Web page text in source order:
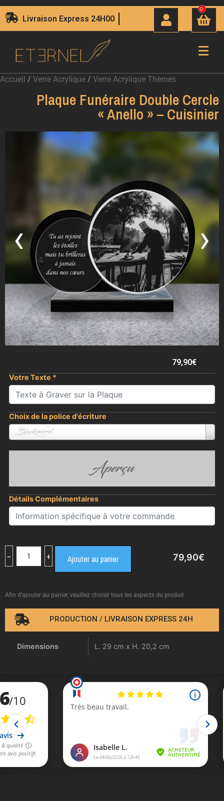
Livraison Express 24H00
0
Accueil / Verre Acrylique / Verre Acrylique Thèmes
Plaque Funéraire Double Cercle
« Anello » – Cuisinier
‹ ›
79,90€
Votre Texte *
Choix de la police d'écriture
Blacksword
Aperçu
Détails Complémentaires
79,90€
− + Ajouter au panier
Afin d’ajouter au panier, veuillez choisir tous les aspects du produit
PRODUCTION / LIVRAISON EXPRESS 24H
Dimensions L. 29 cm x H. 20,2 cm